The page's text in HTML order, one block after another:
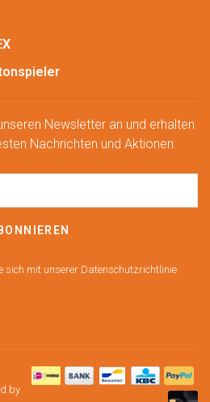
Newsletter an und erhalten
Nachrichten und Aktionen.
sich mit unserer Datenschutzrichtlinie
by